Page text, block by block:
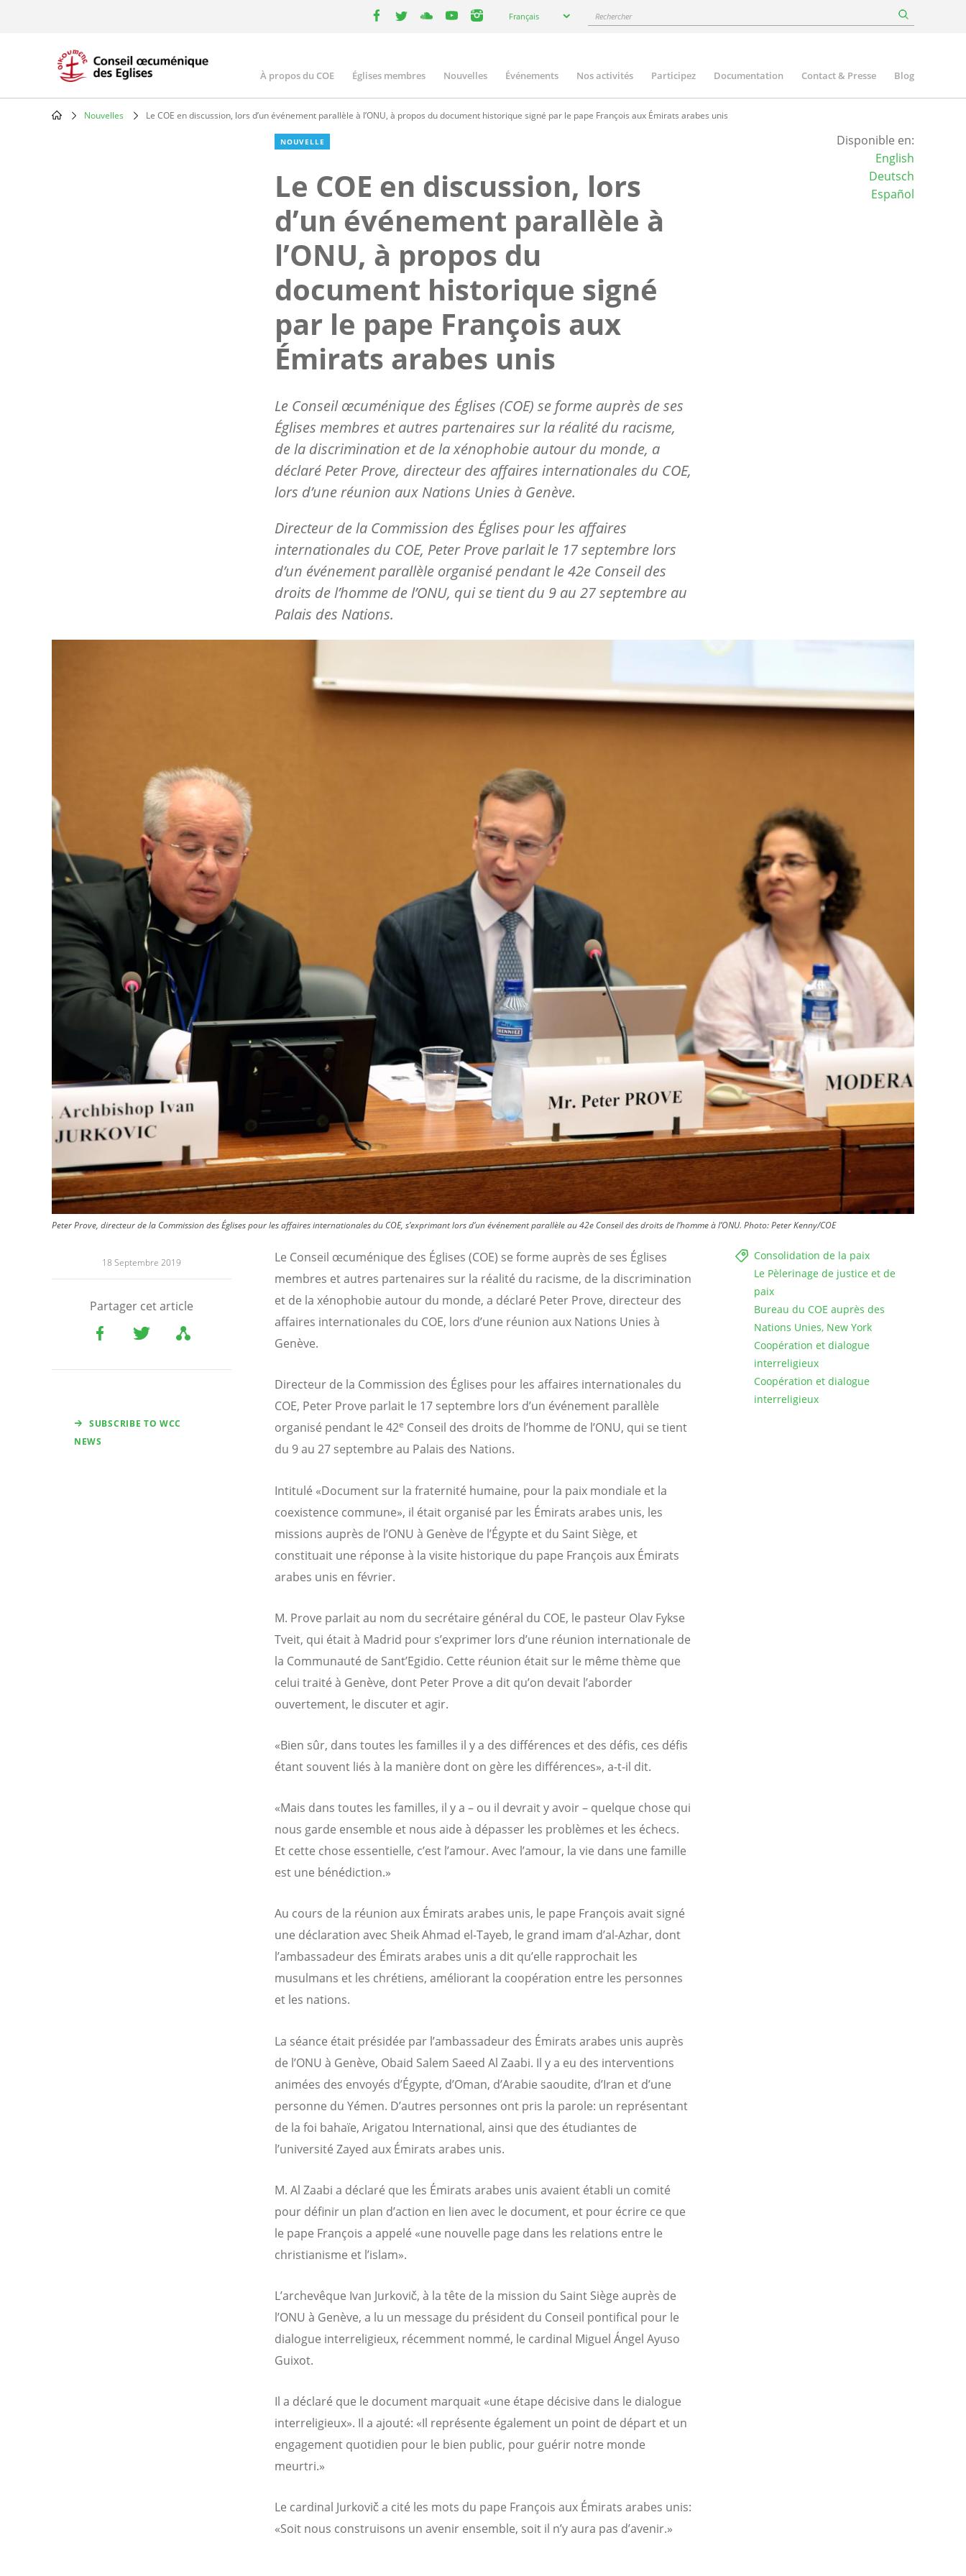
your
Français Rechercher
Main
navigation
À propos du COE Églises membres Nouvelles Événements Nos activités Participez Documentation Contact & Presse Blog
Nouvelles Le COE en discussion, lors d’un événement parallèle à l’ONU, à propos du document historique signé par le pape François aux Émirats arabes unis
NOUVELLE
Le COE en discussion, lors
d’un événement parallèle à
l’ONU, à propos du
document historique signé
par le pape François aux
Émirats arabes unis
Le Conseil œcuménique des Églises (COE) se forme auprès de ses
Églises membres et autres partenaires sur la réalité du racisme,
de la discrimination et de la xénophobie autour du monde, a
déclaré Peter Prove, directeur des affaires internationales du COE,
lors d’une réunion aux Nations Unies à Genève.
Directeur de la Commission des Églises pour les affaires
internationales du COE, Peter Prove parlait le 17 septembre lors
d’un événement parallèle organisé pendant le 42e Conseil des
droits de l’homme de l’ONU, qui se tient du 9 au 27 septembre au
Palais des Nations.
Disponible en:
English
Deutsch
Español
Peter Prove, directeur de la Commission des Églises pour les affaires internationales du COE, s’exprimant lors d’un événement parallèle au 42e Conseil des droits de l’homme à l’ONU. Photo: Peter Kenny/COE
18 Septembre 2019
Partager cet article
SUBSCRIBE TO WCC
NEWS
Consolidation de la paix
Le Pèlerinage de justice et de
paix
Bureau du COE auprès des
Nations Unies, New York
Coopération et dialogue
interreligieux
Coopération et dialogue
interreligieux
Le Conseil œcuménique des Églises (COE) se forme auprès de ses Églises
membres et autres partenaires sur la réalité du racisme, de la discrimination
et de la xénophobie autour du monde, a déclaré Peter Prove, directeur des
affaires internationales du COE, lors d’une réunion aux Nations Unies à
Genève.
Directeur de la Commission des Églises pour les affaires internationales du
COE, Peter Prove parlait le 17 septembre lors d’un événement parallèle
organisé pendant le 42e Conseil des droits de l’homme de l’ONU, qui se tient
du 9 au 27 septembre au Palais des Nations.
Intitulé «Document sur la fraternité humaine, pour la paix mondiale et la
coexistence commune», il était organisé par les Émirats arabes unis, les
missions auprès de l’ONU à Genève de l’Égypte et du Saint Siège, et
constituait une réponse à la visite historique du pape François aux Émirats
arabes unis en février.
M. Prove parlait au nom du secrétaire général du COE, le pasteur Olav Fykse
Tveit, qui était à Madrid pour s’exprimer lors d’une réunion internationale de
la Communauté de Sant’Egidio. Cette réunion était sur le même thème que
celui traité à Genève, dont Peter Prove a dit qu’on devait l’aborder
ouvertement, le discuter et agir.
«Bien sûr, dans toutes les familles il y a des différences et des défis, ces défis
étant souvent liés à la manière dont on gère les différences», a-t-il dit.
«Mais dans toutes les familles, il y a – ou il devrait y avoir – quelque chose qui
nous garde ensemble et nous aide à dépasser les problèmes et les échecs.
Et cette chose essentielle, c’est l’amour. Avec l’amour, la vie dans une famille
est une bénédiction.»
Au cours de la réunion aux Émirats arabes unis, le pape François avait signé
une déclaration avec Sheik Ahmad el-Tayeb, le grand imam d’al-Azhar, dont
l’ambassadeur des Émirats arabes unis a dit qu’elle rapprochait les
musulmans et les chrétiens, améliorant la coopération entre les personnes
et les nations.
La séance était présidée par l’ambassadeur des Émirats arabes unis auprès
de l’ONU à Genève, Obaid Salem Saeed Al Zaabi. Il y a eu des interventions
animées des envoyés d’Égypte, d’Oman, d’Arabie saoudite, d’Iran et d’une
personne du Yémen. D’autres personnes ont pris la parole: un représentant
de la foi bahaïe, Arigatou International, ainsi que des étudiantes de
l’université Zayed aux Émirats arabes unis.
M. Al Zaabi a déclaré que les Émirats arabes unis avaient établi un comité
pour définir un plan d’action en lien avec le document, et pour écrire ce que
le pape François a appelé «une nouvelle page dans les relations entre le
christianisme et l’islam».
L’archevêque Ivan Jurkovič, à la tête de la mission du Saint Siège auprès de
l’ONU à Genève, a lu un message du président du Conseil pontifical pour le
dialogue interreligieux, récemment nommé, le cardinal Miguel Ángel Ayuso
Guixot.
Il a déclaré que le document marquait «une étape décisive dans le dialogue
interreligieux». Il a ajouté: «Il représente également un point de départ et un
engagement quotidien pour le bien public, pour guérir notre monde
meurtri.»
Le cardinal Jurkovič a cité les mots du pape François aux Émirats arabes unis:
«Soit nous construisons un avenir ensemble, soit il n’y aura pas d’avenir.»